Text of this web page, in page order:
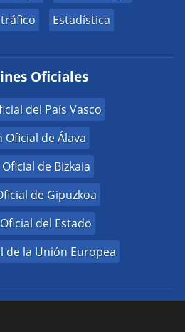
Estadística
Oficiales
del País Vasco
Oficial de Álava
de Bizkaia
de Gipuzkoa
del Estado
de la Unión Europea